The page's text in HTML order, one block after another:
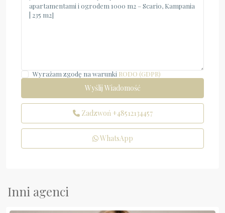
Wyrażam zgodę na warunki RODO (GDPR)
Zadzwoń +48512134457
WhatsApp
Inni agenci